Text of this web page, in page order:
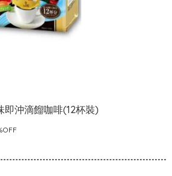
即沖滴餾咖啡(12杯裝)